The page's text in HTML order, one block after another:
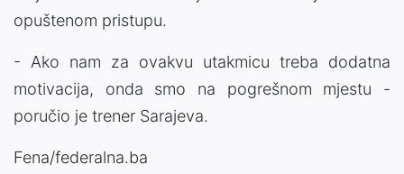
opuštenom pristupu.
- Ako nam za ovakvu utakmicu treba dodatna
motivacija, onda smo na pogrešnom mjestu -
poručio je trener Sarajeva.
Fena/federalna.ba